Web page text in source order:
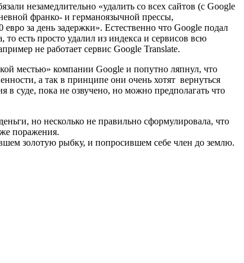
незамедлительно «удалить со всех сайтов (с Google
франко- и германоязычной прессы,
за день задержки». Естественно что Google подал
есть просто удалил из индекса и сервисов всю
не работает сервис Google Translate.
местью» компании Google и попутно ляпнул, что
а так в принципе они очень хотят вернуться
в суде, пока не озвучено, но можно предполагать что
но несколько не правильно сформулировала, что
поражения.
золотую рыбку, и попросившем себе член до землю.